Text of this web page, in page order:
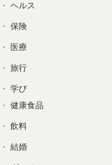
ヘルス
保険
医療
旅行
学び
健康食品
飲料
結婚